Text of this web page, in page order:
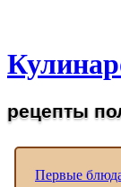
рецепты
Первые